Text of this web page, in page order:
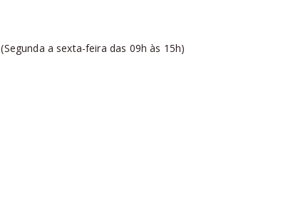
(Segunda a sexta-feira das 09h às 15h)